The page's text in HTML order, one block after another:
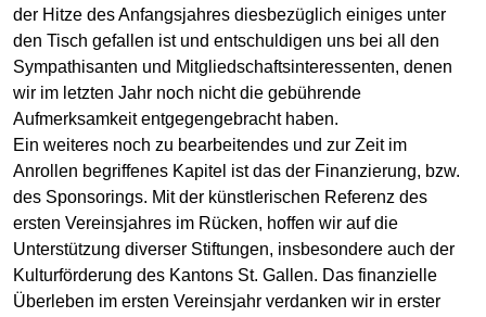
der Hitze des Anfangsjahres diesbezüglich einiges unter
den Tisch gefallen ist und entschuldigen uns bei all den
Sympathisanten und Mitgliedschaftsinteressenten, denen
wir im letzten Jahr noch nicht die gebührende
Aufmerksamkeit entgegengebracht haben.
Ein weiteres noch zu bearbeitendes und zur Zeit im
Anrollen begriffenes Kapitel ist das der Finanzierung, bzw.
des Sponsorings. Mit der künstlerischen Referenz des
ersten Vereinsjahres im Rücken, hoffen wir auf die
Unterstützung diverser Stiftungen, insbesondere auch der
Kulturförderung des Kantons St. Gallen. Das finanzielle
Überleben im ersten Vereinsjahr verdanken wir in erster